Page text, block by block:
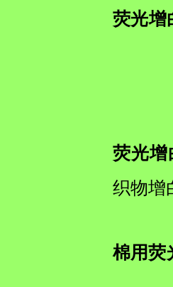
荧光增
荧光增
织物增
棉用荧